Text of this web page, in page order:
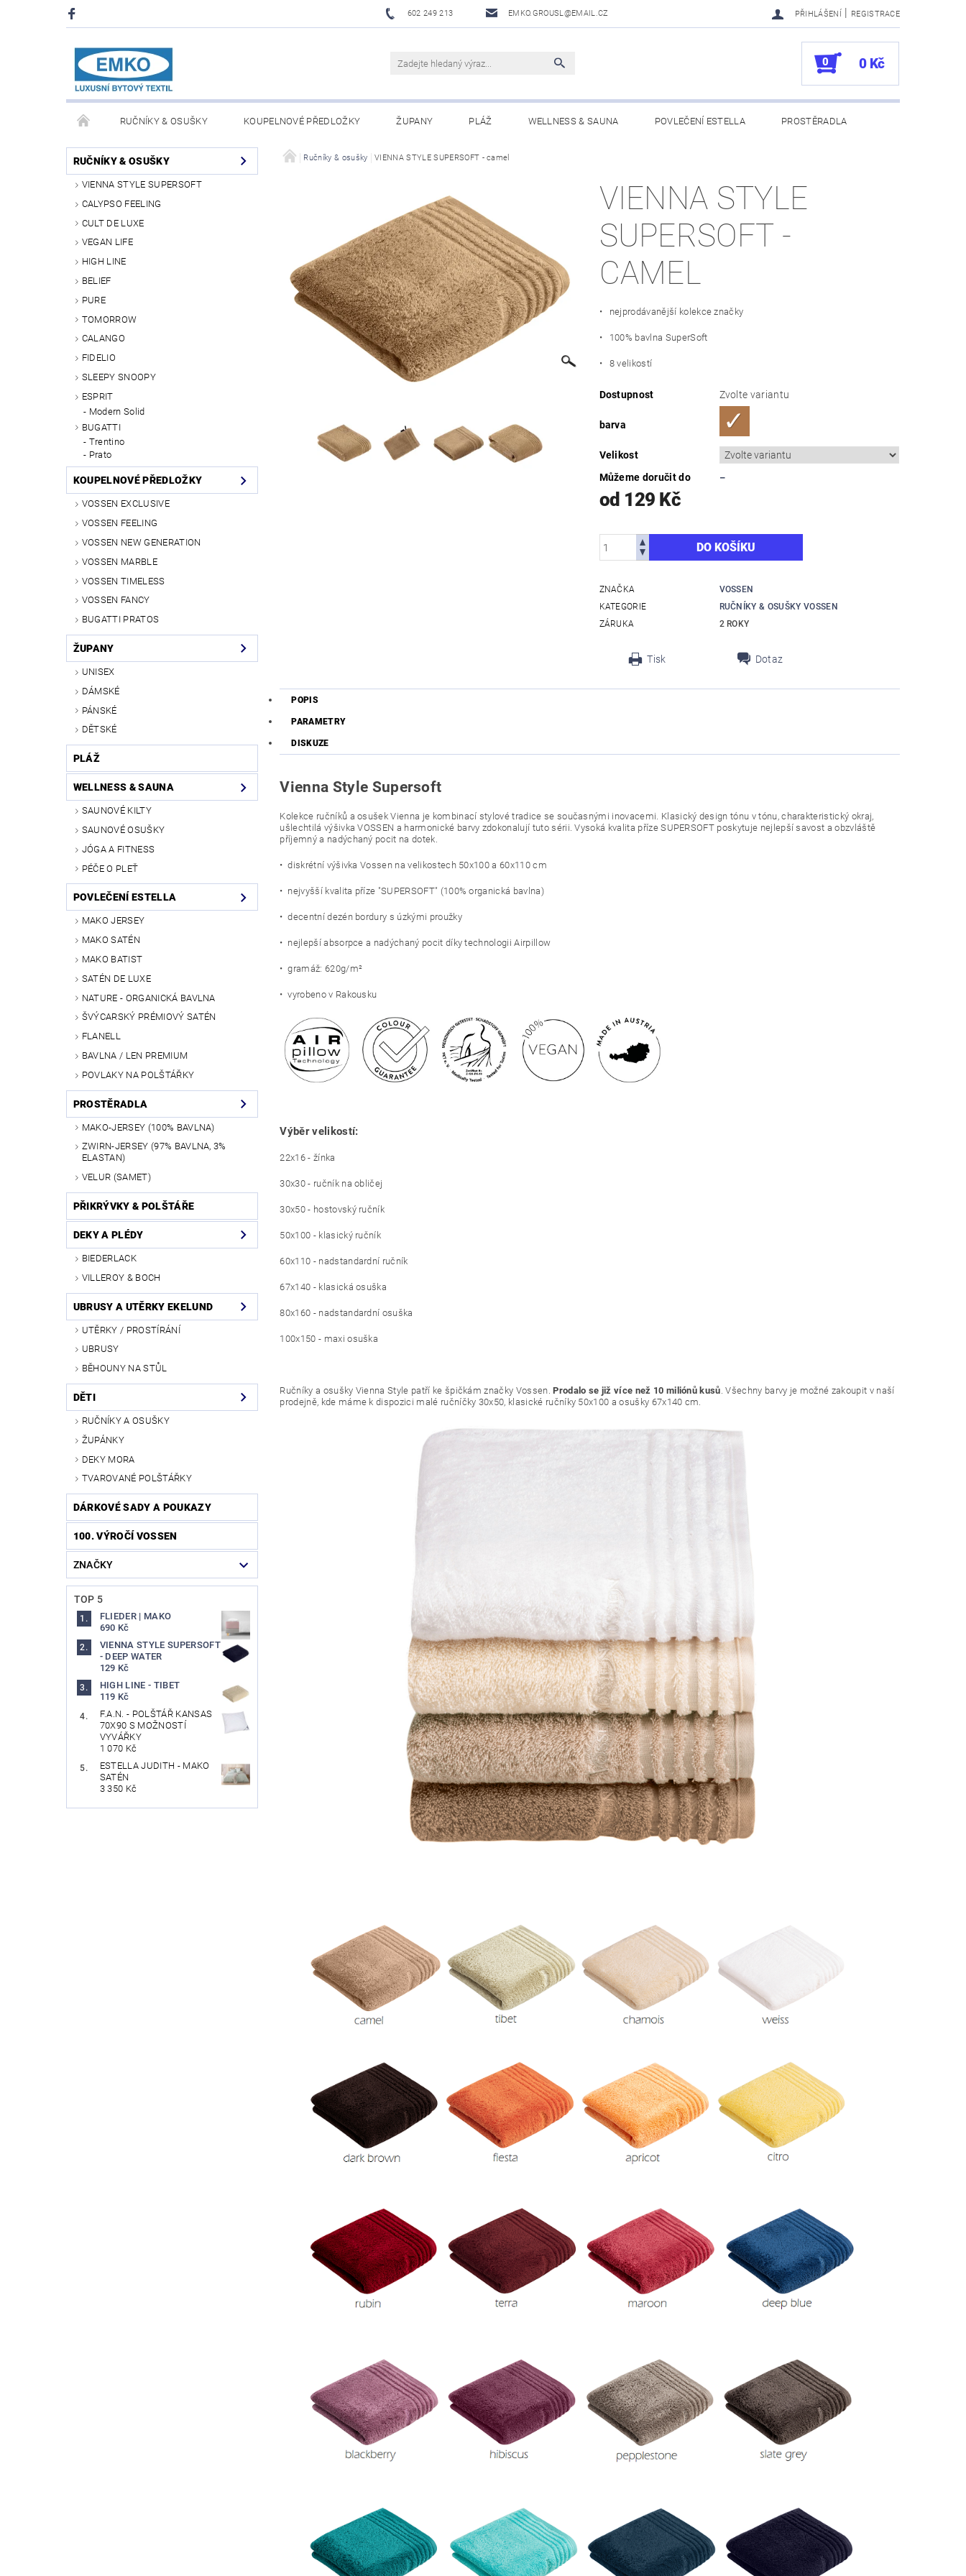
602 249 213 EMKO.GROUSL@EMAIL.CZ PŘIHLÁŠENÍ | REGISTRACE
0 0 Kč
RUČNÍKY & OSUŠKY KOUPELNOVÉ PŘEDLOŽKY ŽUPANY PLÁŽ WELLNESS & SAUNA POVLEČENÍ ESTELLA PROSTĚRADLA
PŘIKRÝVKY & POLŠTÁŘE DEKY A PLÉDY UBRUSY A UTĚRKY EKELUND DĚTI
NAPIŠTE NÁM
RUČNÍKY & OSUŠKY
VIENNA STYLE SUPERSOFT
CALYPSO FEELING
CULT DE LUXE
VEGAN LIFE
HIGH LINE
BELIEF
PURE
TOMORROW
CALANGO
FIDELIO
SLEEPY SNOOPY
ESPRIT
Modern Solid
BUGATTI
Trentino
Prato
KOUPELNOVÉ PŘEDLOŽKY
VOSSEN EXCLUSIVE
VOSSEN FEELING
VOSSEN NEW GENERATION
VOSSEN MARBLE
VOSSEN TIMELESS
VOSSEN FANCY
BUGATTI PRATOS
ŽUPANY
UNISEX
DÁMSKÉ
PÁNSKÉ
DĚTSKÉ
PLÁŽ
WELLNESS & SAUNA
SAUNOVÉ KILTY
SAUNOVÉ OSUŠKY
JÓGA A FITNESS
PÉČE O PLEŤ
POVLEČENÍ ESTELLA
MAKO JERSEY
MAKO SATÉN
MAKO BATIST
SATÉN DE LUXE
NATURE - ORGANICKÁ BAVLNA
ŠVÝCARSKÝ PRÉMIOVÝ SATÉN
FLANELL
BAVLNA / LEN PREMIUM
POVLAKY NA POLŠTÁŘKY
PROSTĚRADLA
MAKO-JERSEY (100% BAVLNA)
ZWIRN-JERSEY (97% BAVLNA, 3%
ELASTAN)
VELUR (SAMET)
PŘIKRÝVKY & POLŠTÁŘE
DEKY A PLÉDY
BIEDERLACK
VILLEROY & BOCH
UBRUSY A UTĚRKY EKELUND
UTĚRKY / PROSTÍRÁNÍ
UBRUSY
BĚHOUNY NA STŮL
DĚTI
RUČNÍKY A OSUŠKY
ŽUPÁNKY
DEKY MORA
TVAROVANÉ POLŠTÁŘKY
DÁRKOVÉ SADY A POUKAZY
100. VÝROČÍ VOSSEN
ZNAČKY
TOP 5
FLIEDER | MAKO
690 Kč
VIENNA STYLE SUPERSOFT
- DEEP WATER
129 Kč
HIGH LINE - TIBET
119 Kč
F.A.N. - POLŠTÁŘ KANSAS
70X90 S MOŽNOSTÍ
VYVÁŘKY
1 070 Kč
ESTELLA JUDITH - MAKO
SATÉN
3 350 Kč
Ručníky & osušky VIENNA STYLE SUPERSOFT - camel
VIENNA STYLE
SUPERSOFT -
CAMEL
• nejprodávanější kolekce značky
• 100% bavlna SuperSoft
• 8 velikostí
Dostupnost Zvolte variantu
barva
Velikost
Můžeme doručit do
–
od 129 Kč
ZNAČKA
VOSSEN
KATEGORIE
RUČNÍKY & OSUŠKY VOSSEN
ZÁRUKA
2 ROKY
Tisk Dotaz
POPIS
PARAMETRY
DISKUZE
Vienna Style Supersoft
Kolekce ručníků a osušek Vienna je kombinací stylové tradice se současnými inovacemi. Klasický design tónu v tónu, charakteristický okraj,
ušlechtilá výšivka VOSSEN a harmonické barvy zdokonalují tuto sérii. Vysoká kvalita příze SUPERSOFT poskytuje nejlepší savost a obzvláště
příjemný a nadýchaný pocit na dotek.
• diskrétní výšivka Vossen na velikostech 50x100 a 60x110 cm
• nejvyšší kvalita příze "SUPERSOFT" (100% organická bavlna)
• decentní dezén bordury s úzkými proužky
• nejlepší absorpce a nadýchaný pocit díky technologii Airpillow
• gramáž: 620g/m²
• vyrobeno v Rakousku
Výběr velikostí:
22x16 - žínka
30x30 - ručník na obličej
30x50 - hostovský ručník
50x100 - klasický ručník
60x110 - nadstandardní ručník
67x140 - klasická osuška
80x160 - nadstandardní osuška
100x150 - maxi osuška
Ručníky a osušky Vienna Style patří ke špičkám značky Vossen.Prodalo se již více než 10 miliónů kusů. Všechny barvy je možné zakoupit v naší
prodejně, kde máme k dispozici malé ručníčky 30x50, klasické ručníky 50x100 a osušky 67x140 cm.